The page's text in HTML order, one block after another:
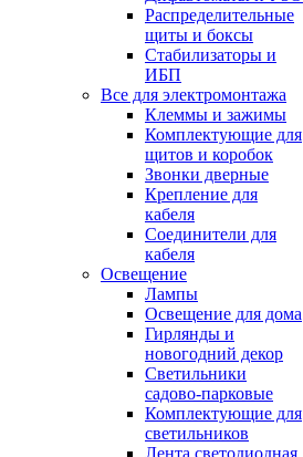
Распределительные
щиты и боксы
Стабилизаторы и
ИБП
Все для электромонтажа
Клеммы и зажимы
Комплектующие для
щитов и коробок
Звонки дверные
Крепление для
кабеля
Соединители для
кабеля
Освещение
Лампы
Освещение для дома
Гирлянды и
новогодний декор
Светильники
садово-парковые
Комплектующие для
светильников
Лента светодиодная